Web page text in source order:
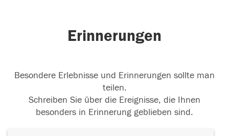
Erinnerungen
Besondere Erlebnisse und Erinnerungen sollte man
teilen.
Schreiben Sie über die Ereignisse, die Ihnen
besonders in Erinnerung geblieben sind.